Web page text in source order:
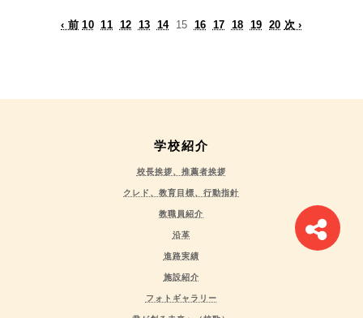
‹ 前 10 11 12 13 14 15 16 17 18 19 20 次 ›
学校紹介
校長挨拶、推薦者挨拶
クレド、教育目標、行動指針
教職員紹介
沿革
進路実績
施設紹介
フォトギャラリー